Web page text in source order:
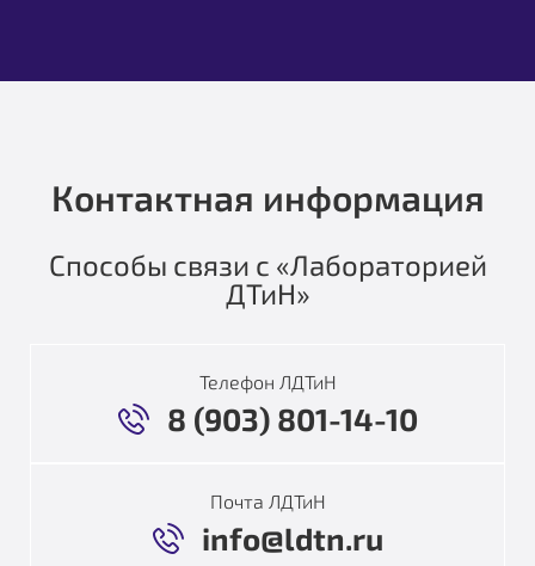
Контактная информация
Способы связи с «Лабораторией
ДТиН»
Телефон ЛДТиН
8 (903) 801-14-10
Почта ЛДТиН
info@ldtn.ru